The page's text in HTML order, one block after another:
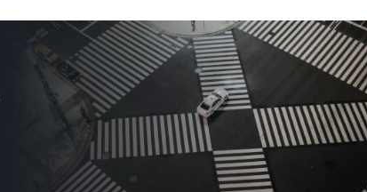
Ekonomické Reporty , Akciový Trh,ETF Zprávy